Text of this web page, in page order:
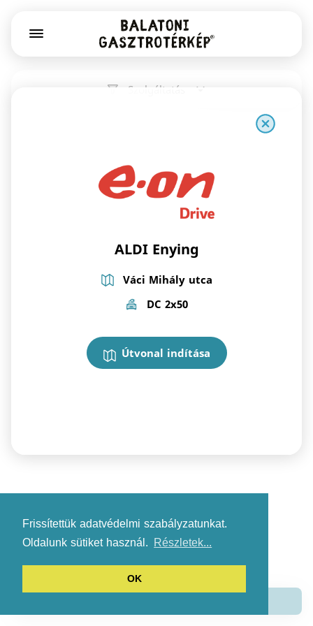
Frissítettük adatvédelmi szabályzatunkat.
Oldalunk sütiket használ.
Részletek...
OK
ALDI Enying
Váci Mihály utca
DC 2x50
Útvonal indítása
Szolgáltatás